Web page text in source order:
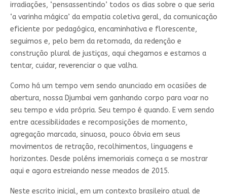
irradiações, ‘pensassentindo’ todos os dias sobre o que seria
‘a varinha mágica’ da empatia coletiva geral, da comunicação
eficiente por pedagógica, encaminhativa e florescente,
seguimos e, pelo bem da retomada, da redenção e
construção plural de justiças, aqui chegamos e estamos a
tentar, cuidar, reverenciar o que valha.
Como há um tempo vem sendo anunciado em ocasiões de
abertura, nossa Djumbai vem ganhando corpo para voar no
seu tempo e vida própria. Seu tempo é quando. E vem sendo
entre acessibilidades e recomposições de momento,
agregação marcada, sinuosa, pouco óbvia em seus
movimentos de retração, recolhimentos, linguagens e
horizontes. Desde poléns imemoriais começa a se mostrar
aqui e agora estreiando nesse meados de 2015.
Neste escrito inicial, em um contexto brasileiro atual de